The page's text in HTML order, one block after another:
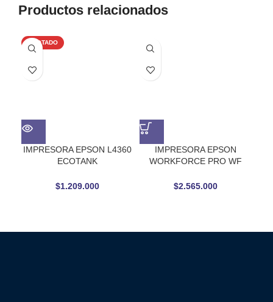
Productos relacionados
AGOTADO
IMPRESORA EPSON L4360
ECOTANK
$1.209.000
IMPRESORA EPSON
WORKFORCE PRO WF
$2.565.000